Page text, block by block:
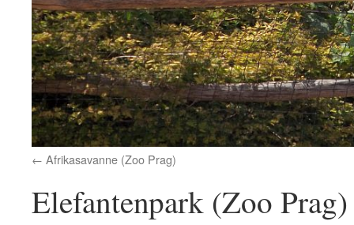
Afrikasavanne (Zoo Prag)
Elefantenpark (Zoo Prag)